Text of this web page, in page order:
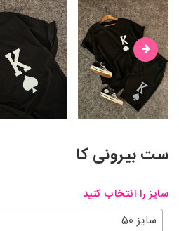
ست بیرونی کا
سایز را انتخاب کنید
سایز 50